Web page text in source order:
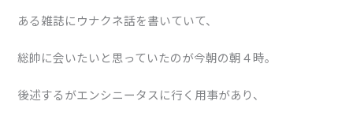
ある雑誌にウナクネ話を書いていて、
総帥に会いたいと思っていたのが今朝の朝４時。
後述するがエンシニータスに行く用事があり、